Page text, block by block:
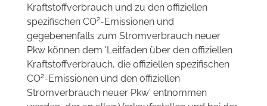
Kraftstoffverbrauch und zu den offiziellen
spezifischen CO2-Emissionen und
gegebenenfalls zum Stromverbrauch neuer
Pkw können dem 'Leitfaden über den offiziellen
Kraftstoffverbrauch, die offiziellen spezifischen
CO2-Emissionen und den offiziellen
Stromverbrauch neuer Pkw' entnommen